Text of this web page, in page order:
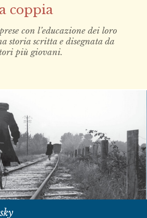
coppia
con l’educazione dei loro
storia scritta e disegnata da
più giovani.